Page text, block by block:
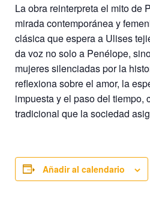
La obra reinterpreta el mito de
mirada contemporánea y
clásica que espera a Ulises
da voz no solo a Penélope,
mujeres silenciadas por la
reflexiona sobre el amor, la
impuesta y el paso del tiempo,
tradicional que la sociedad
Añadir al calendario